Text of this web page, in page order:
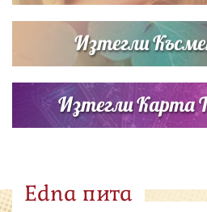
Изтегли
Изтегли Карта
Edna пита